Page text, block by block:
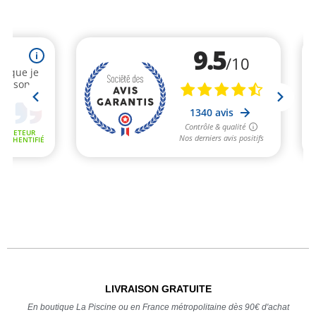
LIVRAISON GRATUITE
En boutique La Piscine ou en France métropolitaine dès 90€ d'achat